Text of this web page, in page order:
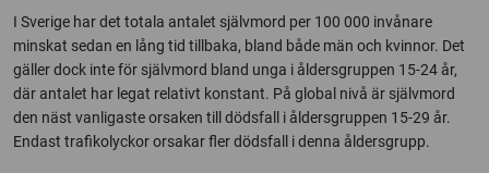
I Sverige har det totala antalet självmord per 100 000 invånare
minskat sedan en lång tid tillbaka, bland både män och kvinnor. Det
gäller dock inte för självmord bland unga i åldersgruppen 15-24 år,
där antalet har legat relativt konstant. På global nivå är självmord
den näst vanligaste orsaken till dödsfall i åldersgruppen 15-29 år.
Endast trafikolyckor orsakar fler dödsfall i denna åldersgrupp.